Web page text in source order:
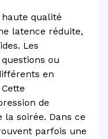
qualité
latence réduite,
Les
ou
en
de
soirée. Dans ce
parfois une